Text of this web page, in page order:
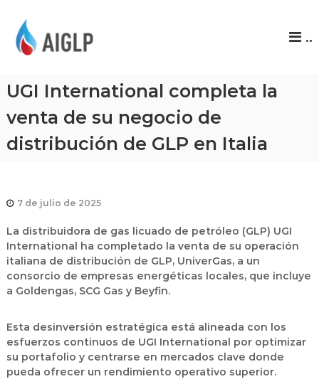
P
..
UGI International completa la
venta de su negocio de
distribución de GLP en Italia
7 de julio de 2025
La distribuidora de gas licuado de petróleo (GLP) UGI
International ha completado la venta de su operación
italiana de distribución de GLP, UniverGas, a un
consorcio de empresas energéticas locales, que incluye
a Goldengas, SCG Gas y Beyfin.
Esta desinversión estratégica está alineada con los
esfuerzos continuos de UGI International por optimizar
su portafolio y centrarse en mercados clave donde
pueda ofrecer un rendimiento operativo superior.